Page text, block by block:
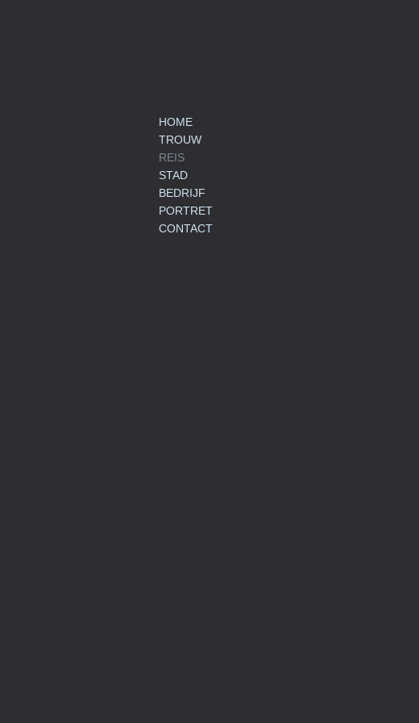
HOME
TROUW
REIS
STAD
BEDRIJF
PORTRET
CONTACT